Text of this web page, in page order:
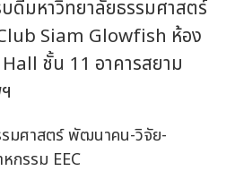
ดีมหาวิทยาลัยธรรมศาสตร์
Siam Glowfish ห้อง
ชั้น 11 อาคารสยาม